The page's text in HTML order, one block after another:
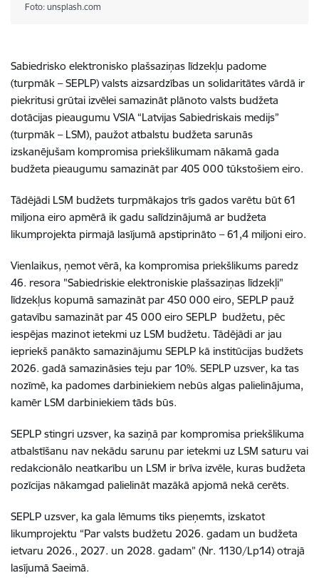
Foto: unsplash.com
Sabiedrisko elektronisko plašsaziņas līdzekļu padome
(turpmāk – SEPLP) valsts aizsardzības un solidaritātes vārdā ir
piekritusi grūtai izvēlei samazināt plānoto valsts budžeta
dotācijas pieaugumu VSIA “Latvijas Sabiedriskais medijs”
(turpmāk – LSM), paužot atbalstu budžeta sarunās
izskanējušam kompromisa priekšlikumam nākamā gada
budžeta pieaugumu samazināt par 405 000 tūkstošiem eiro.
Tādējādi LSM budžets turpmākajos trīs gados varētu būt 61
miljona eiro apmērā ik gadu salīdzinājumā ar budžeta
likumprojekta pirmajā lasījumā apstiprināto – 61,4 miljoni eiro.
Vienlaikus, ņemot vērā, ka kompromisa priekšlikums paredz
46. resora "Sabiedriskie elektroniskie plašsaziņas līdzekļi"
līdzekļus kopumā samazināt par 450 000 eiro, SEPLP pauž
gatavību samazināt par 45 000 eiro SEPLP budžetu, pēc
iespējas mazinot ietekmi uz LSM budžetu. Tādējādi ar jau
iepriekš panākto samazinājumu SEPLP kā institūcijas budžets
2026. gadā samazināsies teju par 10%. SEPLP uzsver, ka tas
nozīmē, ka padomes darbiniekiem nebūs algas palielinājuma,
kamēr LSM darbiniekiem tāds būs.
SEPLP stingri uzsver, ka saziņā par kompromisa priekšlikuma
atbalstīšanu nav nekādu sarunu par ietekmi uz LSM saturu vai
redakcionālo neatkarību un LSM ir brīva izvēle, kuras budžeta
pozīcijas nākamgad palielināt mazākā apjomā nekā cerēts.
SEPLP uzsver, ka gala lēmums tiks pieņemts, izskatot
likumprojektu “Par valsts budžetu 2026. gadam un budžeta
ietvaru 2026., 2027. un 2028. gadam” (Nr. 1130/Lp14) otrajā
lasījumā Saeimā.